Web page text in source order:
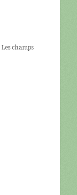
Les champs